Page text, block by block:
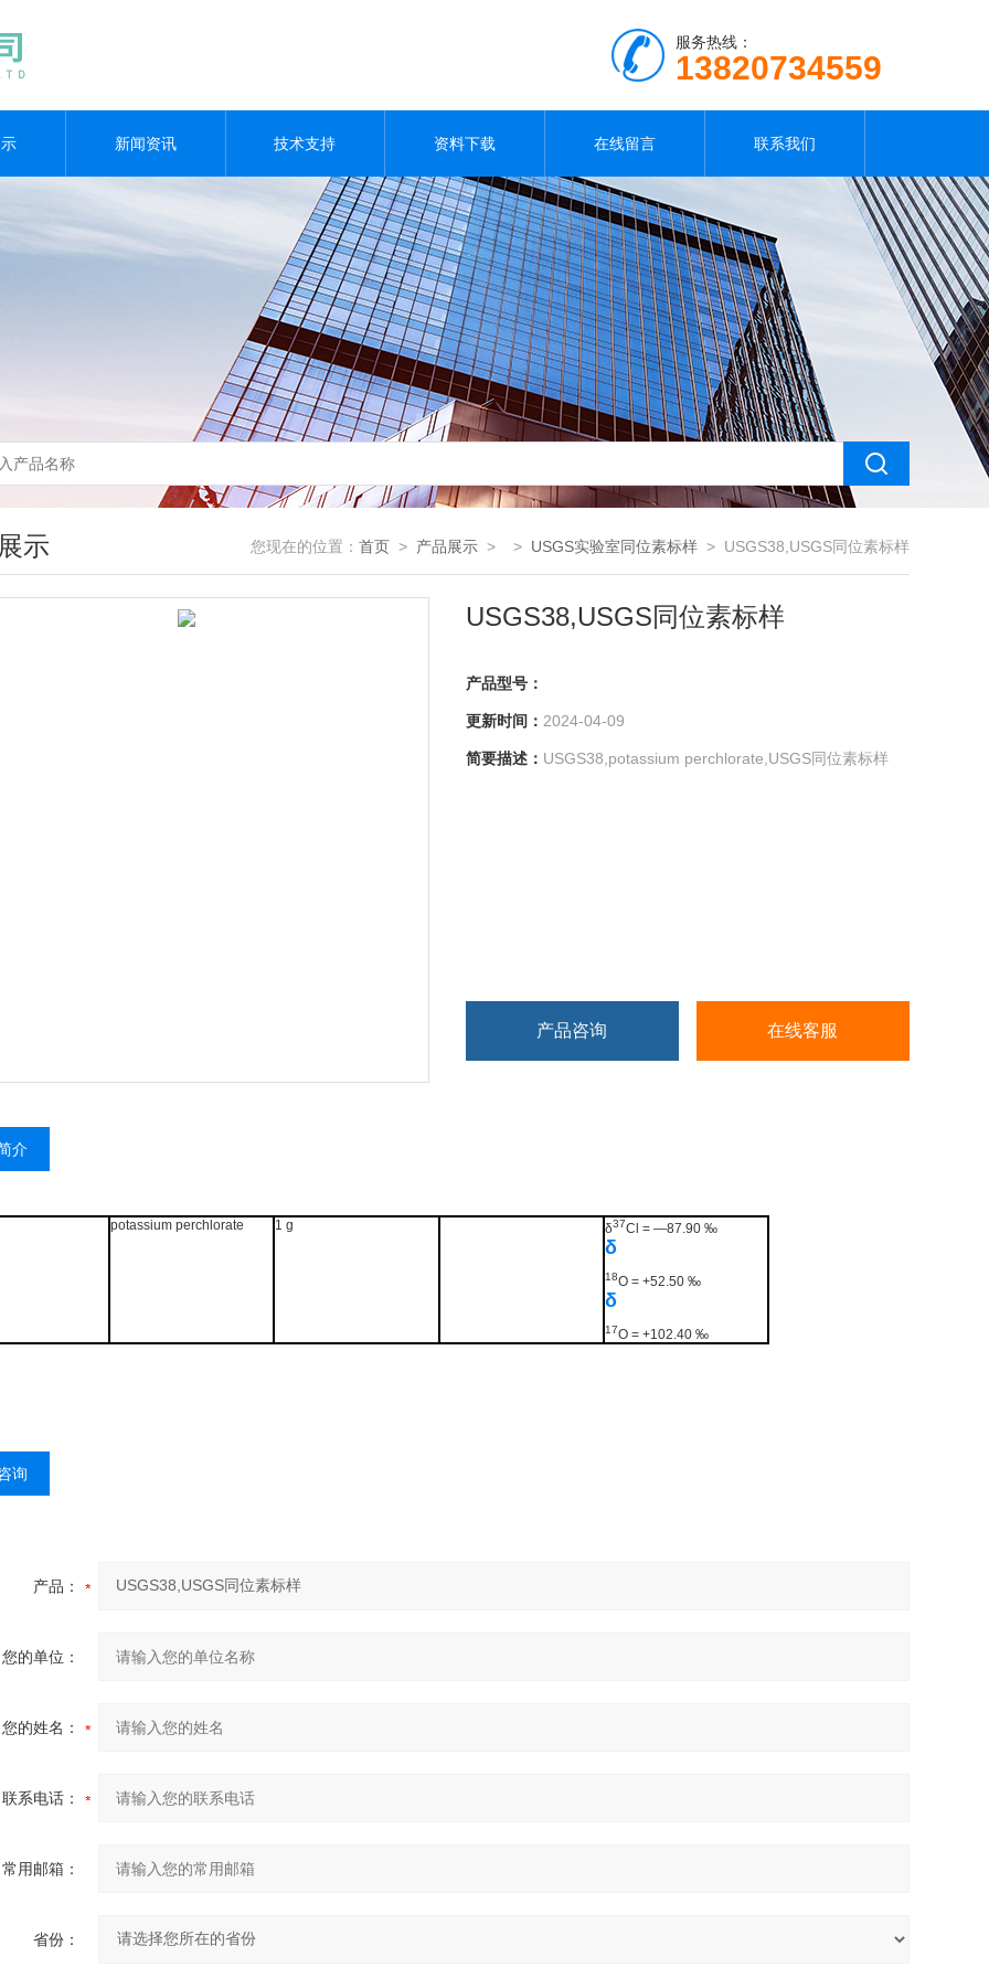
服务热线：
13820734559
新闻资讯 技术支持 资料下载 在线留言 联系我们
示 您现在的位置： 首页 > 产品展示 > > USGS实验室同位素标样 > USGS38,USGS同位素标样
USGS38,USGS同位素标样
产品型号：
更新时间： 2024-04-09
简要描述： USGS38,potassium perchlorate,USGS同位素标样
产品咨询 在线客服
介
potassium perchlorate 1 g δ37Cl = —87.90 ‰
δ
18O = +52.50 ‰
δ
17O = +102.40 ‰
询
产品：
您的单位：
您的姓名：
联系电话：
常用邮箱：
省份：